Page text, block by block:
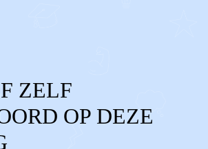
ZELF
OP DEZE